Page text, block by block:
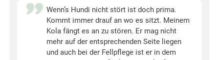
Wenn’s Hundi nicht stört ist doch prima.
Kommt immer drauf an wo es sitzt. Meinem
Kola fängt es an zu stören. Er mag nicht
mehr auf der entsprechenden Seite liegen
und auch bei der Fellpflege ist er in dem